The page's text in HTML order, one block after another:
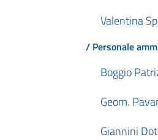
Valentina
/ Personale
Boggio
Geom.
Giannini